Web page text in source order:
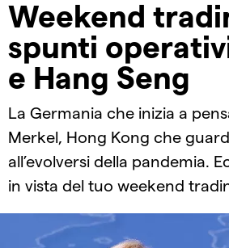
Weekend
spunti
e Hang Seng
La Germania che inizia a
Merkel, Hong Kong che
all’evolversi della pandemia.
in vista del tuo weekend